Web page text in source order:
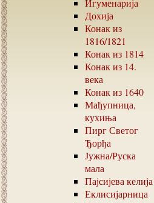
Игуменарија
Дохија
Конак из
1816/1821
Конак из 1814
Конак из 14.
века
Конак из 1640
Мађупница,
кухиња
Пирг Светог
Ђорђа
Јужна/Руска
мала
Пајсијева келија
Еклисијарница